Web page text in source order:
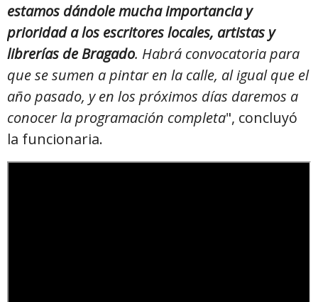
estamos dándole mucha importancia y
prioridad a los escritores locales, artistas y
librerías de Bragado. Habrá convocatoria para
que se sumen a pintar en la calle, al igual que el
año pasado, y en los próximos días daremos a
conocer la programación completa", concluyó
la funcionaria.